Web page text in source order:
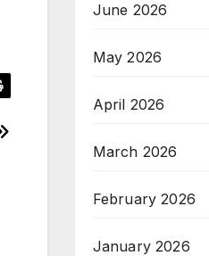
June 2026
May 2026
April 2026
March 2026
February 2026
January 2026